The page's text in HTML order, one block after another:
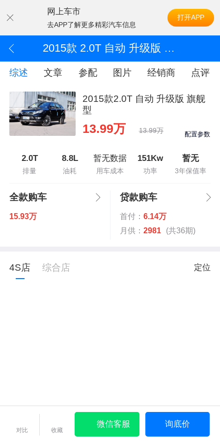
网上车市
去APP了解更多精彩汽车信息
打开APP
2015款 2.0T 自动 升级版 旗舰型
综述 文章 参配 图片 经销商 点评
2015款2.0T 自动 升级版 旗舰
型
13.99万 13.99万 配置参数
2.0T
排量
8.8L
油耗
暂无数据
用车成本
151Kw
功率
暂无
3年保值率
全款购车
15.93万
贷款购车
首付： 6.14万
月供： 2981 (共36期)
4S店 综合店 定位
对比 收藏
微信客服 询底价